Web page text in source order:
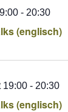
(englisch)
- 20:30
(englisch)
19:00 - 20:30